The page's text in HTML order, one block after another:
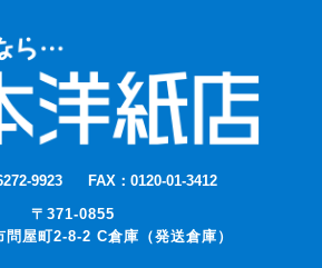
9923
FAX：0120-01-3412
〒371-0855
問屋町2-8-2 C倉庫（発送倉庫）